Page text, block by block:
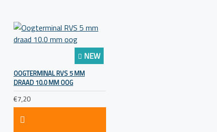
NEW
OOGTERMINAL RVS 5 MM
DRAAD 10.0 MM OOG
€7,20